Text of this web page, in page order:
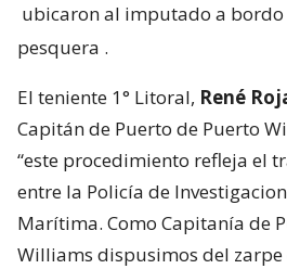
ubicaron al imputado a
pesquera .
El teniente 1° Litoral, René
Capitán de Puerto de Puerto
“este procedimiento refleja el
entre la Policía de
Marítima. Como Capitanía de
Williams dispusimos del zarpe